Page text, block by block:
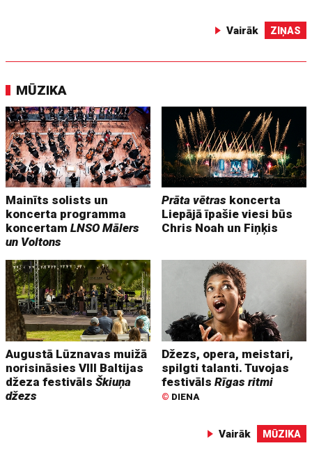
Vairāk ZIŅAS
MŪZIKA
Mainīts solists un
koncerta programma
koncertamLNSO Mālers
un Voltons
Prāta vētras koncerta
Liepājā īpašie viesi būs
Chris Noah un Fiņķis
Augustā Lūznavas muižā
norisināsies VIII Baltijas
džeza festivālsŠkiuņa
džezs
Džezs, opera, meistari,
spilgti talanti. Tuvojas
festivālsRīgas ritmi
© DIENA
Vairāk MŪZIKA